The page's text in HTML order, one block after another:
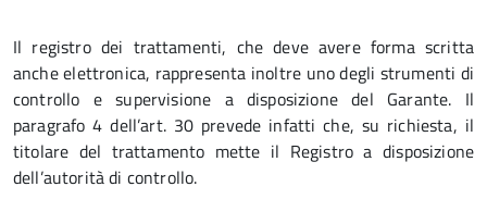
Il registro dei trattamenti, che deve avere forma scritta
anche elettronica, rappresenta inoltre uno degli strumenti di
controllo e supervisione a disposizione del Garante. Il
paragrafo 4 dell’art. 30 prevede infatti che, su richiesta, il
titolare del trattamento mette il Registro a disposizione
dell’autorità di controllo.